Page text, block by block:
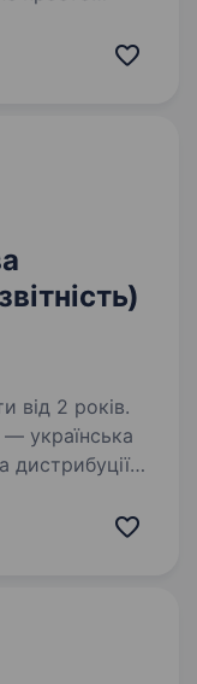
активно…
від 2 років.
дистрибуції